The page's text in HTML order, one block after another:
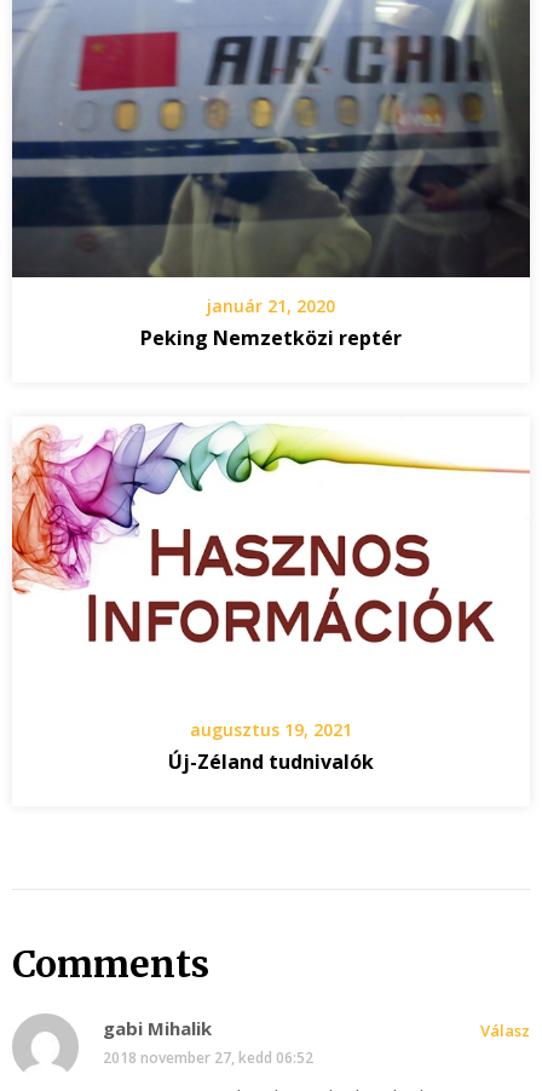
január 21, 2020
Peking Nemzetközi reptér
augusztus 19, 2021
Új-Zéland tudnivalók
Comments
gabi Mihalik
2018 november 27, kedd 06:52
Válasz